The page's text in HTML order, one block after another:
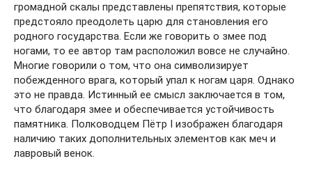
громадной скалы представлены препятствия, которые
предстояло преодолеть царю для становления его
родного государства. Если же говорить о змее под
ногами, то ее автор там расположил вовсе не случайно.
Многие говорили о том, что она символизирует
побежденного врага, который упал к ногам царя. Однако
это не правда. Истинный ее смысл заключается в том,
что благодаря змее и обеспечивается устойчивость
памятника. Полководцем Пётр І изображен благодаря
наличию таких дополнительных элементов как меч и
лавровый венок.